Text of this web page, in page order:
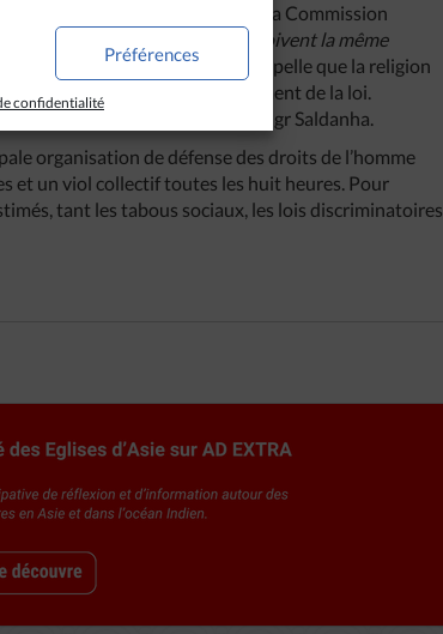
Préférences
confidentialité
en tant que président de la Commission
non musulmans du pays reçoivent la même
la loi islamique. Le rapport rappelle que la religion
en aucun cas devenir le fondement de la loi.
et celui de la justice
précise Mgr Saldanha.
organisation de défense des droits de l’homme
et un viol collectif toutes les huit heures. Pour
tant les tabous sociaux, les lois discriminatoires